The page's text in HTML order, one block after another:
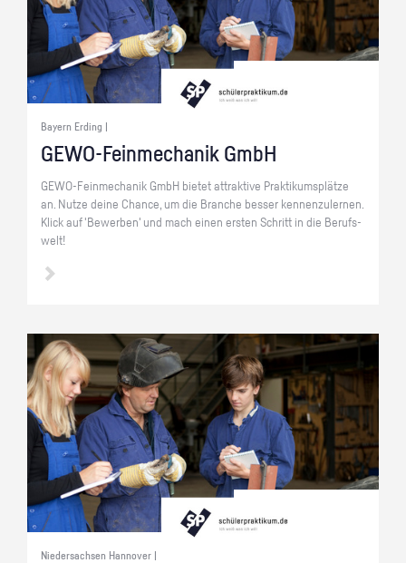
Bayern Erding |
GE­WO-Fein­me­cha­nik GmbH
GE­WO-Fein­me­cha­nik GmbH bie­tet at­trak­ti­ve Prak­ti­kums­plät­ze
an. Nutze deine Chan­ce, um die Bran­che bes­ser ken­nen­zu­ler­nen.
Klick auf 'Be­wer­ben' und mach einen ers­ten Schritt in die Be­rufs­
welt!
Niedersachsen Hannover |